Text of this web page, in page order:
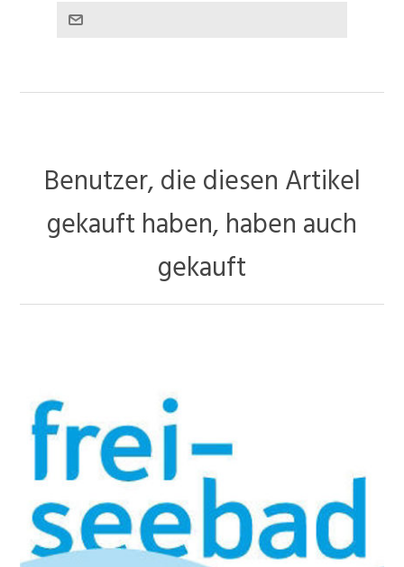
Benutzer, die diesen Artikel
gekauft haben, haben auch
gekauft